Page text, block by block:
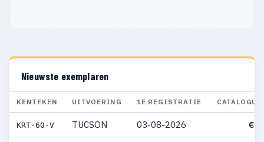
Nieuwste exemplaren
KENTEKEN UITVOERING 1E REGISTRATIE
KRT-60-V TUCSON 03-08-2026 €